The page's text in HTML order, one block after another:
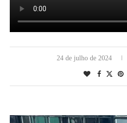
24 de julho de 2024